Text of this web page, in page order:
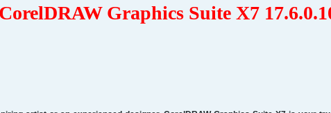
CorelDRAW Graphics Suite X7